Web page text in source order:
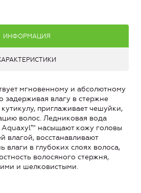
ИНФОРМАЦИЯ
мгновенному и абсолютному
задерживая влагу в стержне
приглаживает чешуйки,
волос. Ледниковая вода
насыщают кожу головы
влагой, восстанавливают
влаги в глубоких слоях волоса,
волосяного стержня,
и шелковистыми.